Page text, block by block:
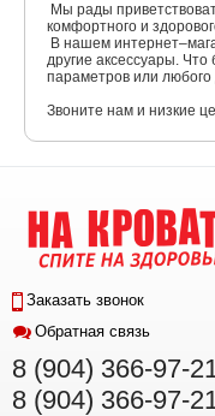
Мы рады
комфортного и
В нашем
другие аксессуары.
параметров или
Звоните нам и низкие
Заказать звонок
Обратная связь
8 (904) 366-97-
8 (904) 366-97-